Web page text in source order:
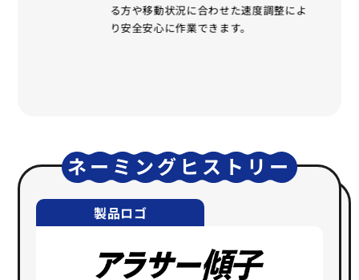
る方や移動状況に合わせた速度調整によ
り安全安心に作業できます。
ネーミングヒストリー
製品ロゴ